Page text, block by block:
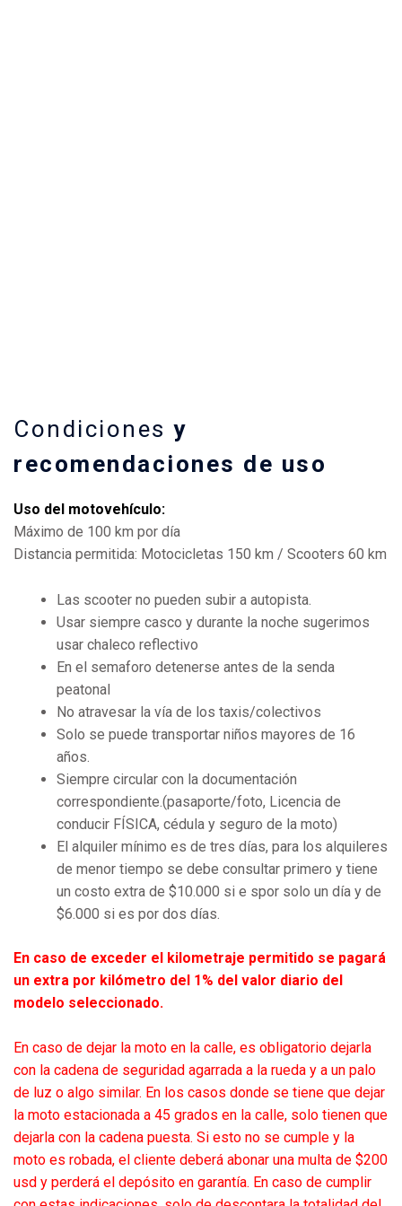
Condiciones y
recomendaciones de uso
Uso del motovehículo:
Máximo de 100 km por día
Distancia permitida: Motocicletas 150 km / Scooters 60 km
Las scooter no pueden subir a autopista.
Usar siempre casco y durante la noche sugerimos
usar chaleco reflectivo
En el semaforo detenerse antes de la senda
peatonal
No atravesar la vía de los taxis/colectivos
Solo se puede transportar niños mayores de 16
años.
Siempre circular con la documentación
correspondiente.(pasaporte/foto, Licencia de
conducir FÍSICA, cédula y seguro de la moto)
El alquiler mínimo es de tres días, para los alquileres
de menor tiempo se debe consultar primero y tiene
un costo extra de $10.000 si e spor solo un día y de
$6.000 si es por dos días.
En caso de exceder el kilometraje permitido se pagará
un extra por kilómetro del 1% del valor diario del
modelo seleccionado.
En caso de dejar la moto en la calle, es obligatorio dejarla
con la cadena de seguridad agarrada a la rueda y a un palo
de luz o algo similar. En los casos donde se tiene que dejar
la moto estacionada a 45 grados en la calle, solo tienen que
dejarla con la cadena puesta. Si esto no se cumple y la
moto es robada, el cliente deberá abonar una multa de $200
usd y perderá el depósito en garantía. En caso de cumplir